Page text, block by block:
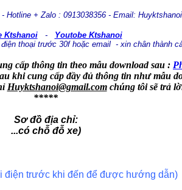
- Hotline + Zalo : 0913038356 - Email:
Ktshanoi- Youtobe Ktshanoi
thoại trước 30f hoặc email - xin chân thành
cấp thông tin theo mẫu download sau :
khi cung cấp đầy đủ thông tin như mẫu
Huyktshanoi@gmail.comchúng tôi sẽ trả
*****
Sơ đồ địa chỉ:
...có chỗ đỗ xe)
điện trước khi đến để được hướng dẫn)